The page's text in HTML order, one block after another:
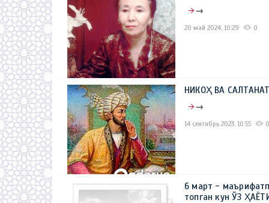
→
20 май 2024, 10:29 0
НИКОҲ ВА
→
14 сентябрь 2023, 10:55 0
6 март -
топган кун ЎЗ